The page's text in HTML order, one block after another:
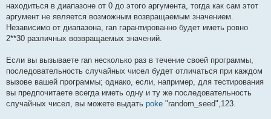
находиться в диапазоне от 0 до этого аргумента, тогда как сам этот
аргумент не является возможным возвращаемым значением.
Независимо от диапазона, ran гарантированно будет иметь ровно
2**30 различных возвращаемых значений.
Если вы вызываете ran несколько раз в течение своей программы,
последовательность случайных чисел будет отличаться при каждом
вызове вашей программы; однако, если, например, для тестирования
вы предпочитаете всегда иметь одну и ту же последовательность
случайных чисел, вы можете выдать poke "random_seed",123.